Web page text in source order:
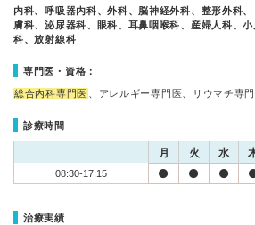
内科、呼吸器内科、外科、脳神経外科、整形外科
膚科、泌尿器科、眼科、耳鼻咽喉科、産婦人科、
科、放射線科
専門医・資格：
総合内科専門医 、アレルギー専門医、リウマチ専
診療時間
月 火 水
08:30-17:15
治療実績